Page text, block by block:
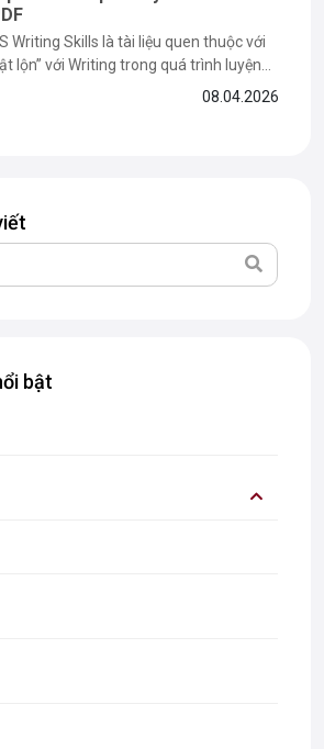
bật
Writing Skills là tài liệu quen thuộc với
lộn” với Writing trong quá trình luyện
cuốn sách này có thực sự giúp bạn
08.04.2026